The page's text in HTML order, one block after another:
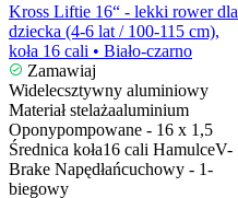
Kross Liftie 16“ - lekki rower dla
dziecka (4-6 lat / 100-115 cm),
koła 16 cali • Biało-czarno
Zamawiaj
Widelecsztywny aluminiowy
Materiał stelażaaluminium
Oponypompowane - 16 x 1,5
Średnica koła16 cali HamulceV-
Brake Napędłańcuchowy - 1-
biegowy